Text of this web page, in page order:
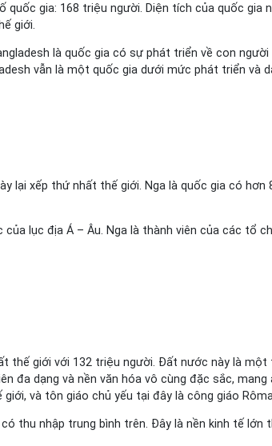
gia: 168 triệu người. Diện tích của quốc
giới.
là quốc gia có sự phát triển về con
vẫn là một quốc gia dưới mức phát triển và
lại xếp thứ nhất thế giới. Nga là quốc gia có
lục địa Á – Âu. Nga là thành viên của các tổ
thế giới với 132 triệu người. Đất nước này là
đa dạng và nền văn hóa vô cùng đặc sắc,
và tôn giáo chủ yếu tại đây là công giáo
thu nhập trung bình trên. Đây là nền kinh tế